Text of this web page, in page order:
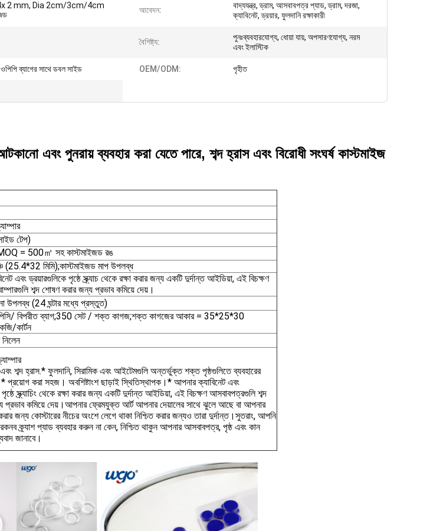
2 mm, Dia 2cm/3cm/4cm
আবেদন:
বাদ্যযন্ত্র, ড্রাম, আসবাবপত্র প্যাড, ড্রাম, দরজা,
ক্যাবিনেট, ড্রয়ার, ফুলদানি রক্ষাকারী
বৈশিষ্ট্য:
পুনঃব্যবহারযোগ্য, ধোয়া যায়, অপসারণযোগ্য, নরম
এবং ইলাস্টিক
ব্যাগের সাথে ডবল সাইড OEM/ODM: গৃহীত
এবং পুনরায় ব্যবহার করা যেতে পারে, শব্দ হ্রাস এবং বিরোধী সংঘর্ষ কাস্টমাইজ
টেপ)
= 500㎡ সহ কাস্টমাইজড রঙ
(25.4*32 মিমি);কাস্টমাইজড মাপ উপলব্ধ
এবং ড্রয়ারগুলিকে পৃষ্ঠে স্ক্র্যাচ থেকে রক্ষা করার জন্য একটি দুর্দান্ত আইডিয়া, এই বিচক্ষণ
শব্দ শোষণ করার জন্য প্রভাব কমিয়ে দেয়।
উপলব্ধ (24 ঘন্টার মধ্যে প্রস্তুত)
বিপরীত ব্যাগ;350 সেট / শক্ত কাগজ;শক্ত কাগজের আকার = 35*25*30
কার্টন
শব্দ হ্রাস.* ফুলদানি, সিরামিক এবং আইটেমগুলি অন্তর্ভুক্ত শক্ত পৃষ্ঠগুলিতে ব্যবহারের
প্রয়োগ করা সহজ। অবশিষ্টাংশ ছাড়াই স্থিতিস্থাপক।* আপনার ক্যাবিনেট এবং
স্ক্র্যাচিং থেকে রক্ষা করার জন্য একটি দুর্দান্ত আইডিয়া, এই বিচক্ষণ আসবাবপত্রগুলি শব্দ
প্রভাব কমিয়ে দেয়।আপনার ফ্রেমযুক্ত আর্ট আপনার দেয়ালের সাথে ঝুলে আছে বা আপনার
জন্য কোস্টারের নীচের অংশে লেগে থাকা নিশ্চিত করার জন্যও তারা দুর্দান্ত।সুতরাং, আপনি
ক্র্যাশ প্যাড ব্যবহার করুন না কেন, নিশ্চিত থাকুন আপনার আসবাবপত্র, পৃষ্ঠ এবং কান
জানাবে।